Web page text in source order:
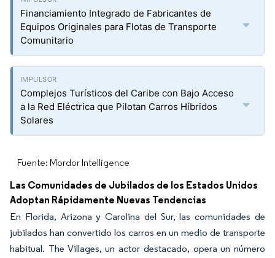
Financiamiento Integrado de Fabricantes de
Equipos Originales para Flotas de Transporte
Comunitario
Complejos Turísticos del Caribe con Bajo Acceso
a la Red Eléctrica que Pilotan Carros Híbridos
Solares
Fuente: Mordor Intelligence
Las Comunidades de Jubilados de los Estados Unidos
Adoptan Rápidamente Nuevas Tendencias
En Florida, Arizona y Carolina del Sur, las comunidades de
jubilados han convertido los carros en un medio de transporte
habitual. The Villages, un actor destacado, opera un número